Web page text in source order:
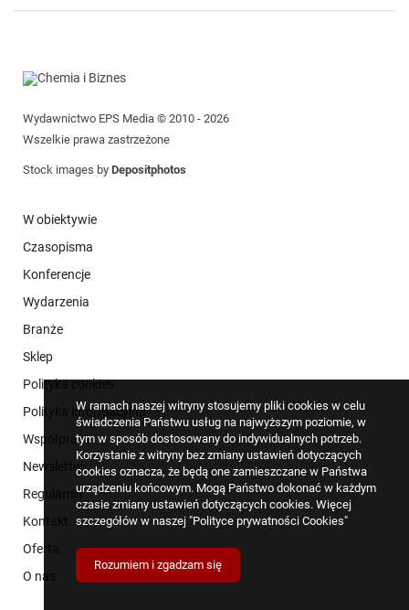
W ramach naszej witryny stosujemy pliki cookies w celu
świadczenia Państwu usług na najwyższym poziomie, w
tym w sposób dostosowany do indywidualnych potrzeb.
Korzystanie z witryny bez zmiany ustawień dotyczących
cookies oznacza, że będą one zamieszczane w Państwa
urządzeniu końcowym. Mogą Państwo dokonać w każdym
czasie zmiany ustawień dotyczących cookies. Więcej
szczegółów w naszej "Polityce prywatności Cookies"
Rozumiem i zgadzam się
Wydawnictwo EPS Media © 2010 - 2026
Wszelkie prawa zastrzeżone
Stock images by Depositphotos
W obiektywie
Czasopisma
Konferencje
Wydarzenia
Branże
Sklep
Polityka cookies
Polityka informacyjna
Współpraca
Newsletter
Regulamin
Kontakt
Oferta
O nas